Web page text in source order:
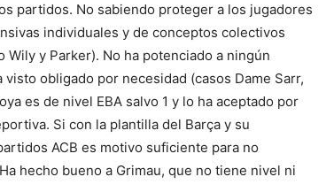
partidos. No sabiendo proteger a los jugadores
individuales y de conceptos colectivos
y Parker). No ha potenciado a ningún
obligado por necesidad (casos Dame Sarr,
es de nivel EBA salvo 1 y lo ha aceptado por
Si con la plantilla del Barça y su
ACB es motivo suficiente para no
hecho bueno a Grimau, que no tiene nivel ni